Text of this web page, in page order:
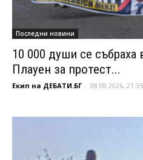
Последни новини
10 000 души се събраха
Плауен за протест...
Екип на ДЕБАТИ.БГ - 08.08.2026, 21:35